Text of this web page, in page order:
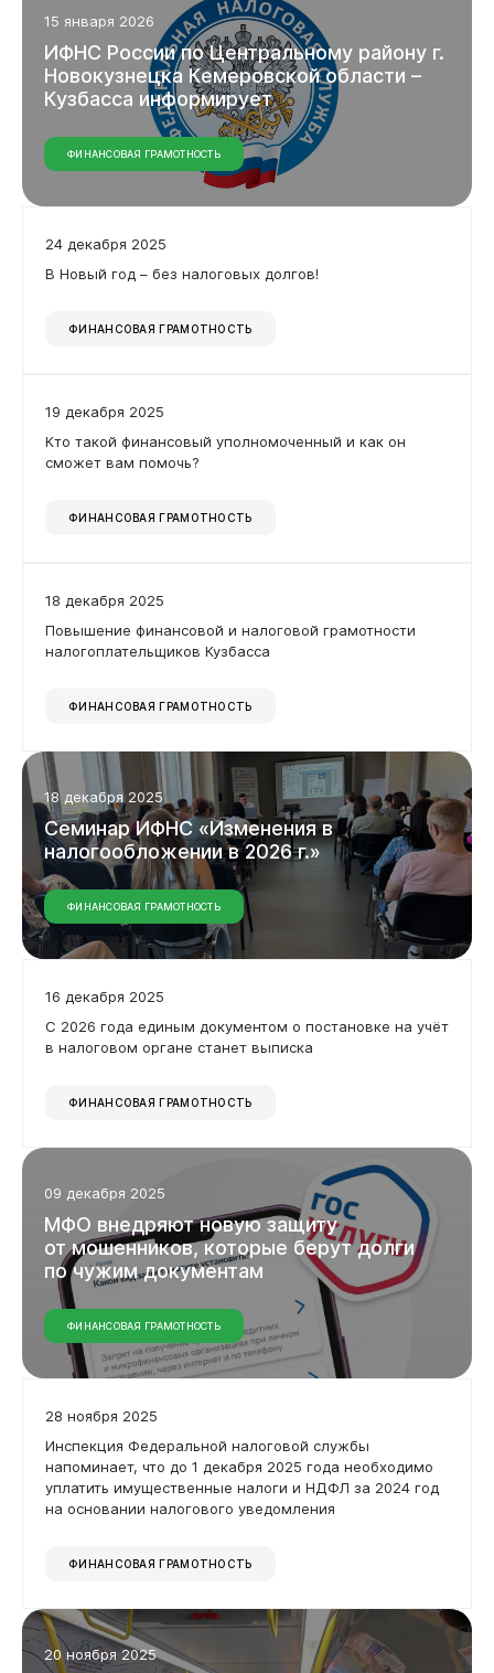
Виртуальнаяприемная
15 января 2026
ИФНС РоссиипоЦентральному району г.
Новокузнецка Кемеровскойобласти –
Кузбасса информирует
ФИНАНСОВАЯ ГРАМОТНОСТЬ
24 декабря 2025
В Новый год – без налоговых долгов!
ФИНАНСОВАЯ ГРАМОТНОСТЬ
19 декабря 2025
Кто такой финансовый уполномоченный и как он
сможет вам помочь?
ФИНАНСОВАЯ ГРАМОТНОСТЬ
18 декабря 2025
Повышение финансовой и налоговой грамотности
налогоплательщиков Кузбасса
ФИНАНСОВАЯ ГРАМОТНОСТЬ
18 декабря 2025
СеминарИФНС «Измененияв
налогообложениив2026г.»
ФИНАНСОВАЯ ГРАМОТНОСТЬ
16 декабря 2025
С 2026 года единым документом о постановке на учёт
в налоговом органе станет выписка
ФИНАНСОВАЯ ГРАМОТНОСТЬ
09 декабря 2025
МФО внедряютновуюзащиту
от мошенников,которые берутдолги
по чужимдокументам
ФИНАНСОВАЯ ГРАМОТНОСТЬ
28 ноября 2025
Инспекция Федеральной налоговой службы
напоминает, что до 1 декабря 2025 года необходимо
уплатить имущественные налоги и НДФЛ за 2024 год
на основании налогового уведомления
ФИНАНСОВАЯ ГРАМОТНОСТЬ
20 ноября 2025